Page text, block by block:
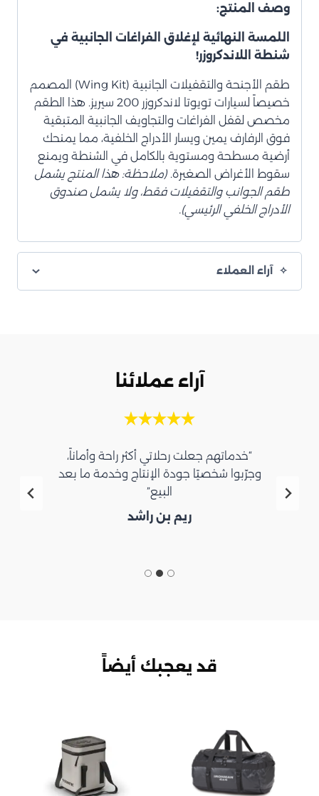
وصف المنتج:
اللمسة النهائية لإغلاق الفراغات الجانبية في
شنطة اللاندكروزر!
طقم الأجنحة والتقفيلات الجانبية (Wing Kit) المصمم
خصيصاً لسيارات تويوتا لاندكروزر 200 سيريز. هذا الطقم
مخصص لقفل الفراغات والتجاويف الجانبية المتبقية
فوق الرفارف يمين ويسار الأدراج الخلفية، مما يمنحك
أرضية مسطحة ومستوية بالكامل في الشنطة ويمنع
سقوط الأغراض الصغيرة.(ملاحظة: هذا المنتج يشمل
طقم الجوانب والتقفيلات فقط، ولا يشمل صندوق
الأدراج الخلفي الرئيسي).
آراء العملاء
آراء عملائنا
“خدماتهم جعلت رحلاتي أكثر راحة وأماناً،
وجرّبوا شخصيًا جودة الإنتاج وخدمة ما بعد
البيع”
ريم بن راشد
قد يعجبك أيضاً